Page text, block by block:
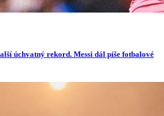
úchvatný rekord. Messi dál píše fotbalové